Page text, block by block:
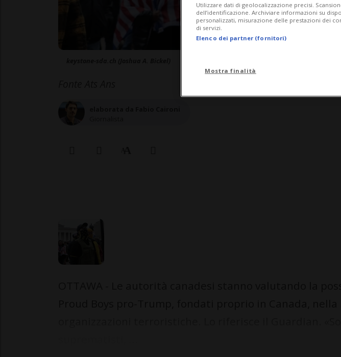
Utilizzare dati di geolocalizzazione precisi.
dell’identificazione. Archiviare informazioni su
personalizzati, misurazione delle prestazioni dei
di servizi.
Elenco dei partner (fornitori)
Mostra finalità